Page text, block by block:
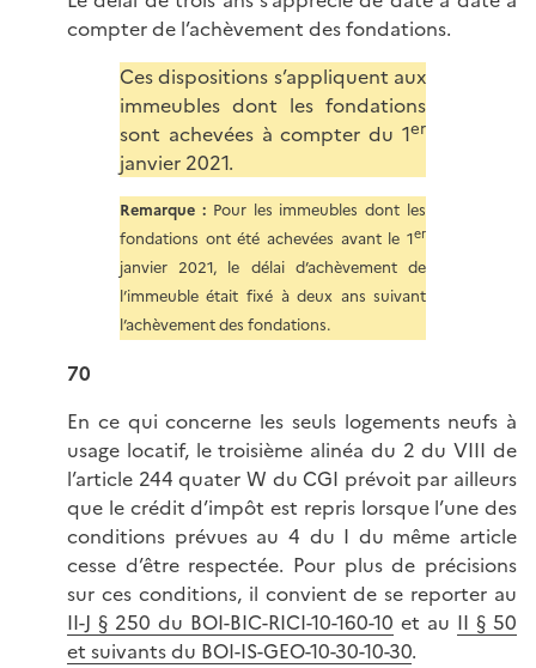
compter de l’achèvement des fondations.
Ces dispositions s’appliquent aux
immeubles dont les fondations
sont achevées à compter du 1er
janvier 2021.
Remarque : Pour les immeubles dont les
fondations ont été achevées avant le 1er
janvier 2021, le délai d’achèvement de
l’immeuble était fixé à deux ans suivant
l’achèvement des fondations.
70
En ce qui concerne les seuls logements neufs à
usage locatif, le troisième alinéa du 2 du VIII de
l’article 244 quater W du CGI prévoit par ailleurs
que le crédit d’impôt est repris lorsque l’une des
conditions prévues au 4 du I du même article
cesse d’être respectée. Pour plus de précisions
sur ces conditions, il convient de se reporter au
II-J § 250 du BOI-BIC-RICI-10-160-10 et au II § 50
et suivants du BOI-IS-GEO-10-30-10-30.